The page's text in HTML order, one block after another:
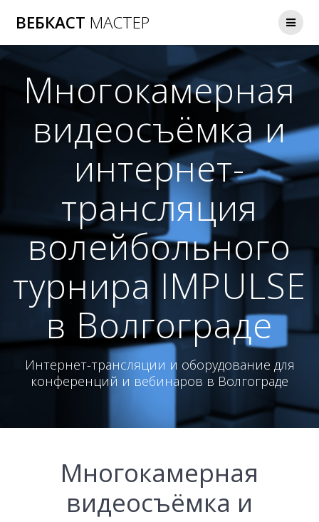
ВЕБКАСТ МАСТЕР
Многокамерная
видеосъёмка и
интернет-
трансляция
волейбольного
турнира IMPULSE
в Волгограде
Интернет-трансляции и оборудование для
конференций и вебинаров в Волгограде
Многокамерная
видеосъёмка и